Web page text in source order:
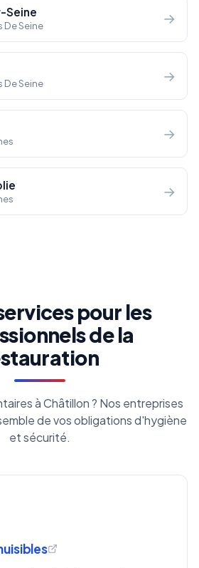
Seine
De Seine →
De Seine →
→
→
pour les
de la
à Châtillon ? Nos entreprises
de vos obligations d'hygiène
et sécurité.